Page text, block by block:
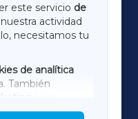
este servicio de
actividad
necesitamos tu
de analítica
También